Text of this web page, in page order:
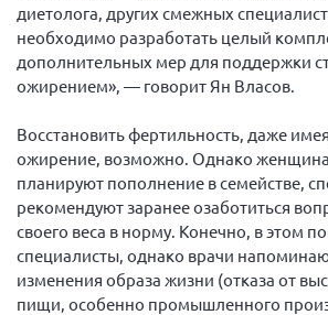
диетолога, других смежных
необходимо разработать целый
дополнительных мер для поддержки
ожирением», — говорит Ян Власов.
Восстановить фертильность, даже
ожирение, возможно. Однако
планируют пополнение в семействе,
рекомендуют заранее озаботиться
своего веса в норму. Конечно, в этом
специалисты, однако врачи
изменения образа жизни (отказа от
пищи, особенно промышленного